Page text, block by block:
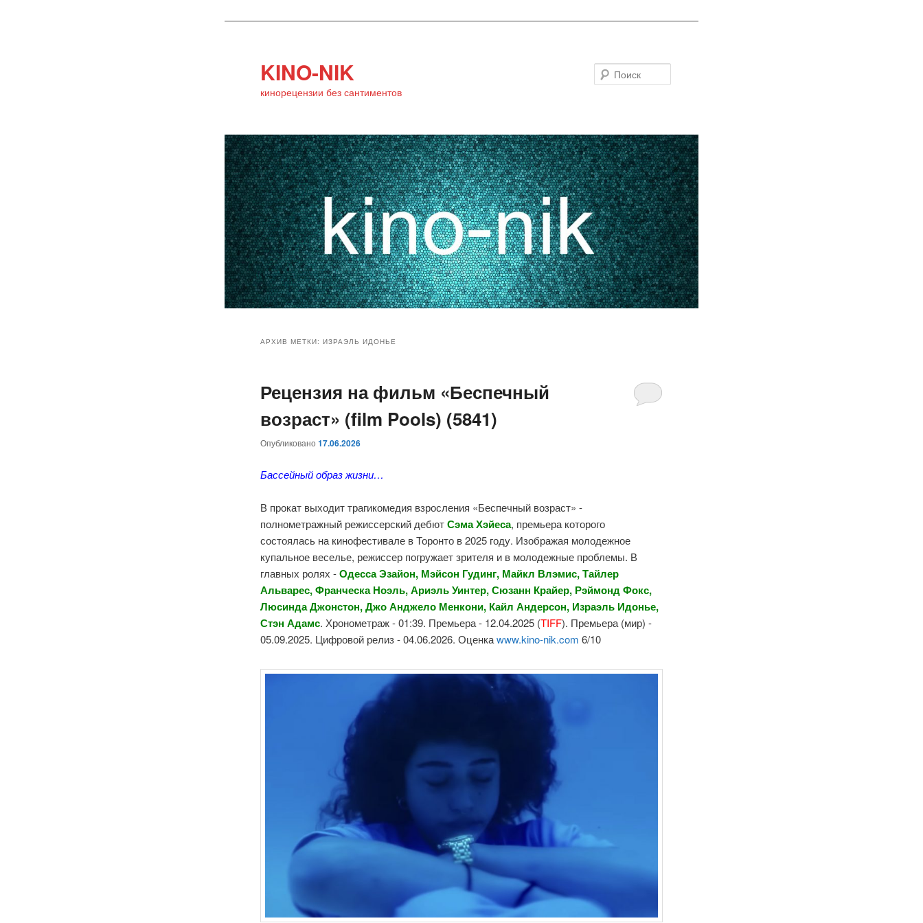
KINO-NIK
кинорецензии без сантиментов
основному
содержимому
дополнительному
содержимому
АРХИВ МЕТКИ:ИЗРАЭЛЬ ИДОНЬЕ
Рецензия на фильм «Беспечный
возраст» (film Pools) (5841)
Опубликовано17.06.2026
Бассейный образ жизни…
В прокат выходит трагикомедия взросления «Беспечный возраст» -
полнометражный режиссерский дебютСэма Хэйеса, премьера которого
состоялась на кинофестивале в Торонто в 2025 году. Изображая молодежное
купальное веселье, режиссер погружает зрителя и в молодежные проблемы. В
главных ролях -Одесса Эзайон, Мэйсон Гудинг, Майкл Влэмис, Тайлер
Альварес, Франческа Ноэль, Ариэль Уинтер, Сюзанн Крайер, Рэймонд Фокс,
Люсинда Джонстон, Джо Анджело Менкони, Кайл Андерсон, Израэль Идонье,
Стэн Адамс. Хронометраж - 01:39. Премьера - 12.04.2025 (TIFF). Премьера (мир) -
05.09.2025. Цифровой релиз - 04.06.2026. Оценкаwww.kino-nik.com 6/10